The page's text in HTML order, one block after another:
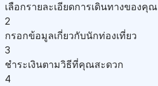
เลือกรายละเอียดการเดินทางของคุณ
2
กรอกข้อมูลเกี่ยวกับนักท่องเที่ยว
3
ชำระเงินตามวิธีที่คุณสะดวก
4